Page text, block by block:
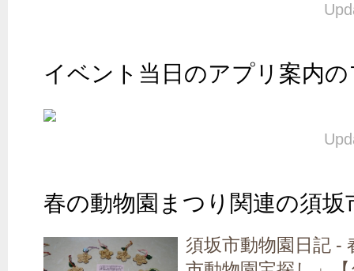
イベント当日のアプリ案内
春の動物園まつり関連の須坂
須坂市動物園日記 -